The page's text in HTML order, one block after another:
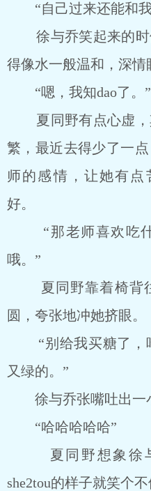
“自己过来还能和我
徐与乔笑起来的时
得像水一般温和，深情
“嗯，我知dao了。”
夏同野有点心虚，
繁，最近去得少了一
师的感情，让她有点
好。
“那老师喜欢吃什
哦。”
夏同野靠着椅背往
圆，夸张地冲她挤眼。
“别给我买糖了，吃
又绿的。”
徐与乔张嘴吐出一小
“哈哈哈哈哈”
夏同野想象徐与
she2tou的样子就笑个不